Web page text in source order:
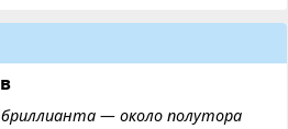
— около полутора